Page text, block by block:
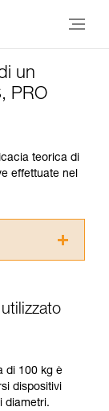
un
PRO
teorica di
effettuate nel
le
poter
in piena
di 100 kg è
dispositivi
diametri.